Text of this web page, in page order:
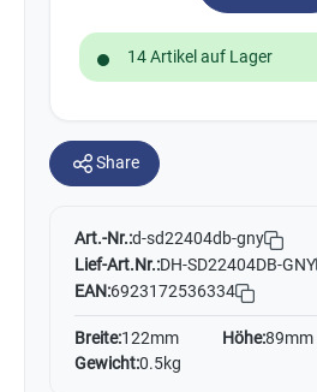
14 Artikel auf Lager
Share
Art.-Nr.:d-sd22404db-gny
Lief-Art.Nr.:DH-SD22404DB-GNY
EAN:6923172536334
Breite:122mm Höhe:89mm
Gewicht:0.5kg